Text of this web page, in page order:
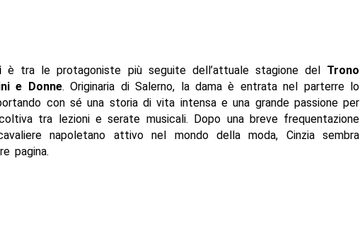
è tra le protagoniste più seguite dell’attuale stagione del Trono
e Donne. Originaria di Salerno, la dama è entrata nel parterre lo
con sé una storia di vita intensa e una grande passione per
tra lezioni e serate musicali. Dopo una breve frequentazione
napoletano attivo nel mondo della moda, Cinzia sembra
pagina.